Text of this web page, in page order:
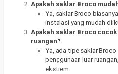
Apakah saklar Broco
Ya, saklar Broco
instalasi yang mudah
Apakah saklar Broco
ruangan?
Ya, ada tipe saklar
penggunaan luar
ekstrem.